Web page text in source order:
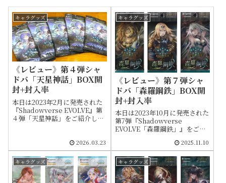
キャラグッズ
《レビュー》第４弾シャ
ドバ「天星神話」BOX開
封+封入率
本日は2023年2月に発売された
『Shadowverse EVOLVE』第
４弾「天星神話」をご紹介しま
ボを行っている特徴もあります
ので、今回はコラボカードの封
入枚数などに焦点を当ててお伝
えします
2026.03.23
キャラグッズ
《レビュー》第７弾シャ
ドバ「森羅鋼鉄」BOX開
封+封入率
本日は2023年10月に発売された
第7弾『Shadowverse
EVOLVE「森羅鋼鉄」』をご紹
った商品ですがせっかくなので
購入したついでにレビューしよ
うと思います
2025.11.10
キャラグッズ キャラグッズ